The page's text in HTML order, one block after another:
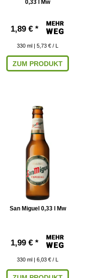
0,33 l Mw
1,89 € *
330 ml | 5,73 € / L
ZUM PRODUKT
San Miguel 0,33 l Mw
1,99 € *
330 ml | 6,03 € / L